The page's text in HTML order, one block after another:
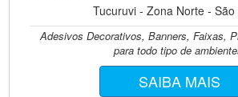
Tucuruvi - Zona Norte - São
Adesivos Decorativos, Banners, Faixas,
para todo tipo de
SAIBA MAIS